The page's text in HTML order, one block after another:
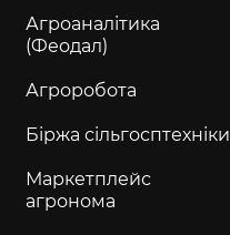
Агроаналітика
(Феодал)
Агроробота
Біржа сільгосптехніки
Маркетплейс
агронома